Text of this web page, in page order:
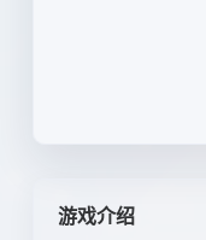
游戏介绍